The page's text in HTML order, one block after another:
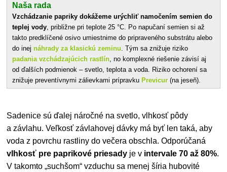
Naša rada
Vzchádzanie papriky dokážeme urýchliť namočením semien do
teplej vody , približne pri teplote 25 °C. Po napučaní semien si až
takto predklíčené osivo umiestnime do pripraveného substrátu alebo
do inejnáhrady za klasickú zeminu . Tým sa znižuje riziko
padania vzchádzajúcich rastlín , no komplexné riešenie závisí aj
od ďalších podmienok – svetlo, teplota a voda. Riziko ochorení sa
znižuje preventívnymi zálievkami prípravku Previcur (na jeseň).
Sadenice sú ďalej náročné na svetlo, vlhkosť pôdy
a závlahu. Veľkosť závlahovej dávky má byť len taká, aby
voda z povrchu rastliny do večera obschla. Odporúčaná
vlhkosť pre paprikové priesady jev intervale 70 až 80%.
V takomto „suchšom“ vzduchu sa menej šíria hubovité